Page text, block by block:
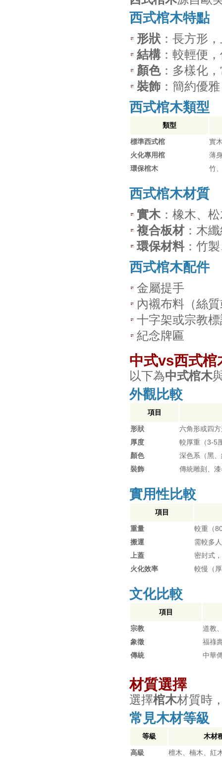
西式棺木特點
形狀 ：長方形
結構：較輕便
顏色：多樣化
裝飾 ：簡約優
西式棺木類型
類型
標準西式棺
實
火化專用棺
薄
環保棺木
竹
西式棺木材質
實木：橡木、
複合板材：木
環保材料：竹
西式棺木配件
金屬提手
內襯布料（絲
十字架或宗教
紀念牌匾
中式vs西式棺
以下為中式棺木
外觀比較
項目
形狀
六角形或四
厚度
較厚重（3-5
顏色
深色系（黑
裝飾
傳統雕刻、
實用性比較
項目
重量
較重（
搬運
需較多
上蓋
密封式
火化效率
較慢（
文化比較
項目
宗教
道教
象徵
福祿
傳統
中華
材質選擇
選擇棺木材質時
常見木材等級
等級 木材
高級 檀木、楠木、紅